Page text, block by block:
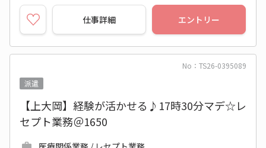
仕事詳細 エントリー
No：TS26-0395089
派遣
【上大岡】経験が活かせる♪17時30分マデ☆レ
セプト業務＠1650